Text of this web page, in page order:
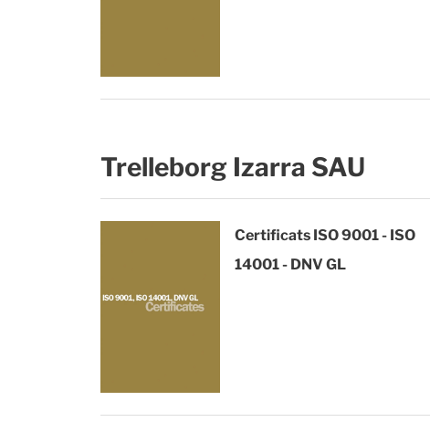
Trelleborg Izarra SAU
Certificats ISO 9001 - ISO
14001 - DNV GL